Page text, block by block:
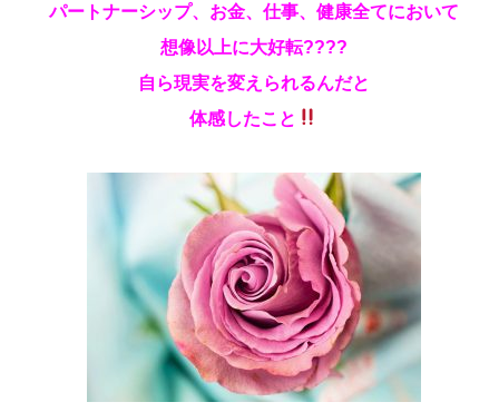
パートナーシップ、お金、仕事、健康全てにおいて
想像以上に大好転????
自ら現実を変えられるんだと
体感したこと